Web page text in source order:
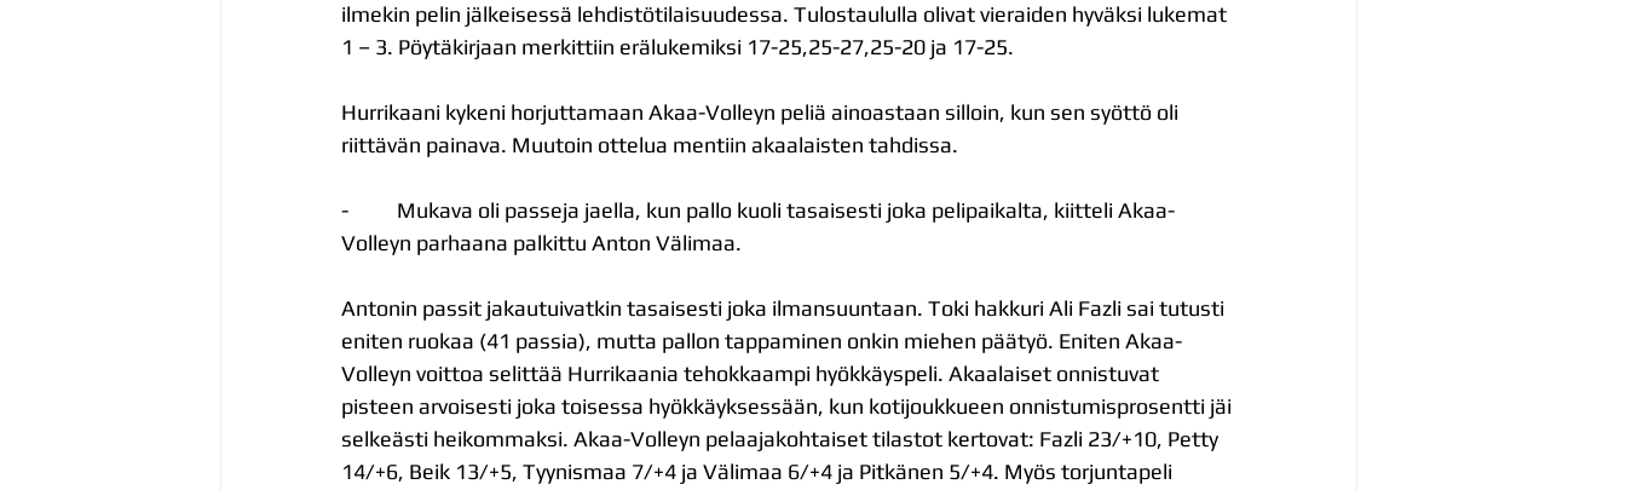
ilmekin pelin jälkeisessä lehdistötilaisuudessa. Tulostaululla olivat vieraiden hyväksi lukemat
1 – 3. Pöytäkirjaan merkittiin erälukemiksi 17-25,25-27,25-20 ja 17-25.
Hurrikaani kykeni horjuttamaan Akaa-Volleyn peliä ainoastaan silloin, kun sen syöttö oli
riittävän painava. Muutoin ottelua mentiin akaalaisten tahdissa.
-          Mukava oli passeja jaella, kun pallo kuoli tasaisesti joka pelipaikalta, kiitteli Akaa-
Volleyn parhaana palkittu Anton Välimaa.
Antonin passit jakautuivatkin tasaisesti joka ilmansuuntaan. Toki hakkuri Ali Fazli sai tutusti
eniten ruokaa (41 passia), mutta pallon tappaminen onkin miehen päätyö. Eniten Akaa-
Volleyn voittoa selittää Hurrikaania tehokkaampi hyökkäyspeli. Akaalaiset onnistuvat
pisteen arvoisesti joka toisessa hyökkäyksessään, kun kotijoukkueen onnistumisprosentti jäi
selkeästi heikommaksi. Akaa-Volleyn pelaajakohtaiset tilastot kertovat: Fazli 23/+10, Petty
14/+6, Beik 13/+5, Tyynismaa 7/+4 ja Välimaa 6/+4 ja Pitkänen 5/+4. Myös torjuntapeli